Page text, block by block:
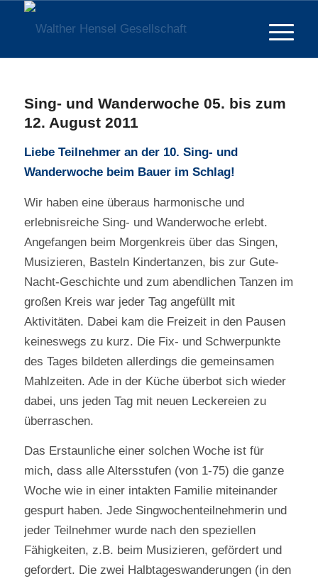
Sing- und Wanderwoche 05. bis zum
12. August 2011
Liebe Teilnehmer an der 10. Sing- und
Wanderwoche beim Bauer im Schlag!
Wir haben eine überaus harmonische und
erlebnisreiche Sing- und Wanderwoche erlebt.
Angefangen beim Morgenkreis über das Singen,
Musizieren, Basteln Kindertanzen, bis zur Gute-
Nacht-Geschichte und zum abendlichen Tanzen im
großen Kreis war jeder Tag angefüllt mit
Aktivitäten. Dabei kam die Freizeit in den Pausen
keineswegs zu kurz. Die Fix- und Schwerpunkte
des Tages bildeten allerdings die gemeinsamen
Mahlzeiten. Ade in der Küche überbot sich wieder
dabei, uns jeden Tag mit neuen Leckereien zu
überraschen.
Das Erstaunliche einer solchen Woche ist für
mich, dass alle Altersstufen (von 1-75) die ganze
Woche wie in einer intakten Familie miteinander
gespurt haben. Jede Singwochenteilnehmerin und
jeder Teilnehmer wurde nach den speziellen
Fähigkeiten, z.B. beim Musizieren, gefördert und
gefordert. Die zwei Halbtageswanderungen (in den